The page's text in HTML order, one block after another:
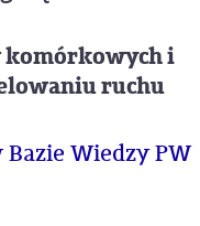
i
ruchu
Wiedzy PW